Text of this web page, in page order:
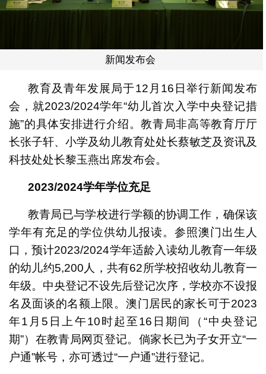
新闻发布会
教育及青年发展局于12月16日举行新闻发布
会，就2023/2024学年“幼儿首次入学中央登记措
施”的具体安排进行介绍。教青局非高等教育厅厅
长张子轩、小学及幼儿教育处处长蔡敏芝及资讯及
科技处处长黎玉燕出席发布会。
2023/2024学年学位充足
教青局已与学校进行学额的协调工作，确保该
学年有充足的学位供幼儿报读。参照澳门出生人
口，预计2023/2024学年适龄入读幼儿教育一年级
的幼儿约5,200人，共有62所学校招收幼儿教育一
年级。中央登记不设先后登记次序，学校亦不设报
名及面谈的名额上限。澳门居民的家长可于2023
年1月5日上午10时起至16日期间（“中央登记
期”）在教青局网页登记。倘家长已为子女开立“一
户通”帐号，亦可透过“一户通”进行登记。